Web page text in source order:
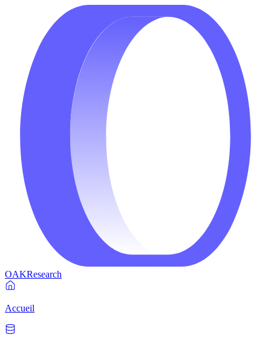
OAKResearch
Accueil